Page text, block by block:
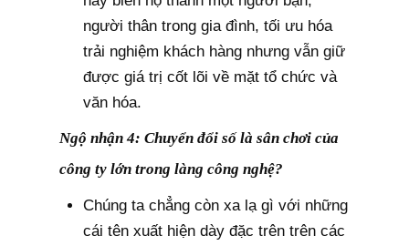
người thân trong gia đình, tối ưu hóa
trải nghiệm khách hàng nhưng vẫn giữ
được giá trị cốt lõi về mặt tổ chức và
văn hóa.
Ngộ nhận 4: Chuyển đổi số là sân chơi của
công ty lớn trong làng công nghệ?
Chúng ta chẳng còn xa lạ gì với những
cái tên xuất hiện dày đặc trên trên các